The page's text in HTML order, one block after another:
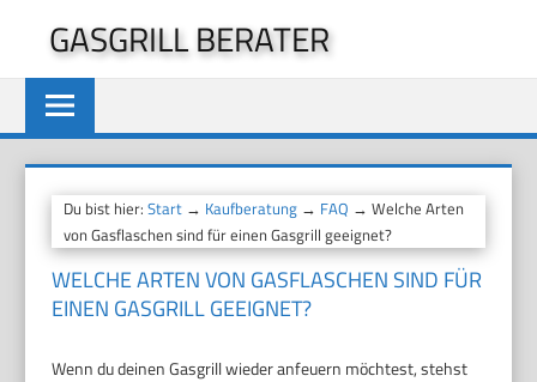
springen
GASGRILL BERATER
Du bist hier:Start → Kaufberatung → FAQ → Welche Arten
von Gasflaschen sind für einen Gasgrill geeignet?
WELCHE ARTEN VON GASFLASCHEN SIND FÜR
EINEN GASGRILL GEEIGNET?
Wenn du deinen Gasgrill wieder anfeuern möchtest, stehst